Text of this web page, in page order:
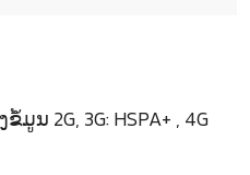
ນ 2G, 3G: HSPA+ , 4G